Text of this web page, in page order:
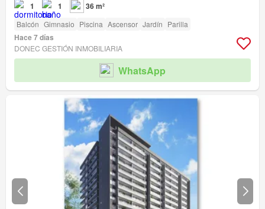
1 1 36 m²
Balcón Gimnasio Piscina Ascensor Jardín Parilla
Hace 7 días
DONEC GESTIÓN INMOBILIARIA
WhatsApp